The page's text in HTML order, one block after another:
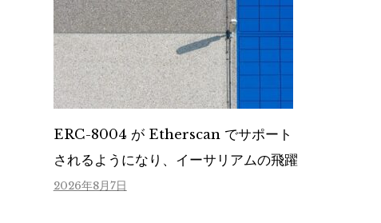
ERC-8004 が Etherscan でサポート
されるようになり、イーサリアムの飛躍
2026年8月7日